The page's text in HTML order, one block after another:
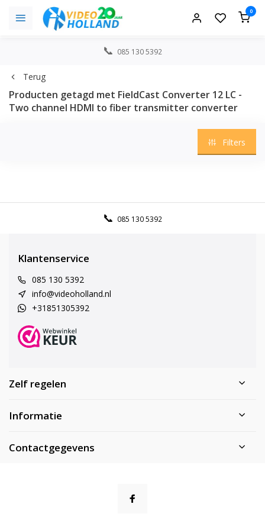
0
085 130 5392
Terug
Producten getagd met FieldCast Converter 12 LC -
Two channel HDMI to fiber transmitter converter
Filters
085 130 5392
Klantenservice
085 130 5392
info@videoholland.nl
+31851305392
Zelf regelen
Informatie
Contactgegevens